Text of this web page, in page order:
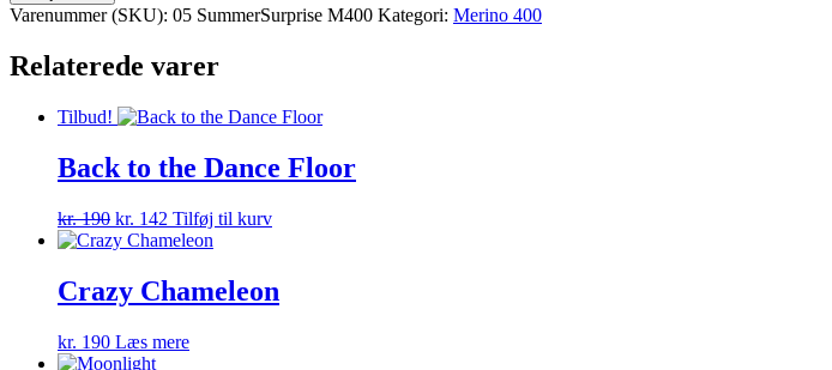
antal
Varenummer (SKU): 05 SummerSurprise M400 Kategori: Merino 400
Relaterede varer
Tilbud!
Back to the Dance Floor
kr.190 Den
oprindelige
var:
kr. 190.
kr. 142 Den
aktuelle
er:
kr. 142.
Tilføj til kurv
Crazy Chameleon
kr. 190 Læs mere